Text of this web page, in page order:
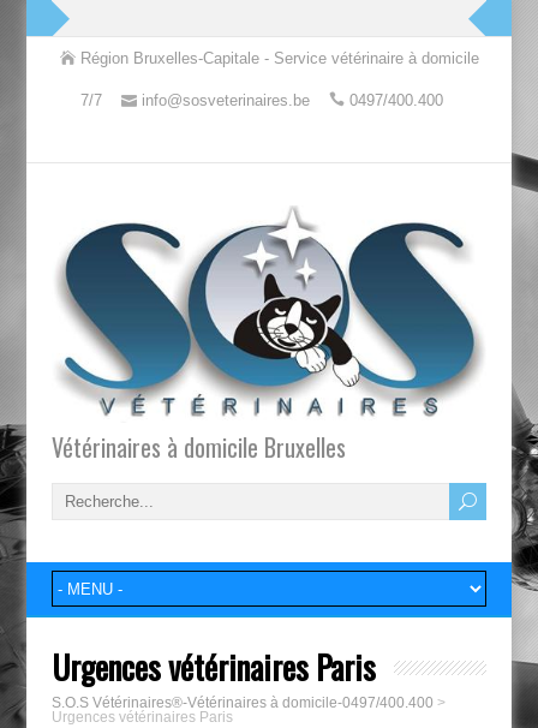
Région Bruxelles-Capitale - Service vétérinaire à domicile
7/7 info@sosveterinaires.be 0497/400.400
Vétérinaires à domicile Bruxelles
Urgences vétérinaires Paris
S.O.S Vétérinaires®-Vétérinaires à domicile-0497/400.400 >
Urgences vétérinaires Paris